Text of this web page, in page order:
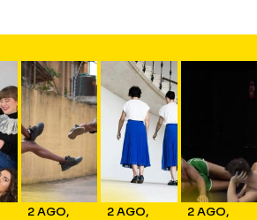
2 AGO,
2 AGO,
2 AGO,